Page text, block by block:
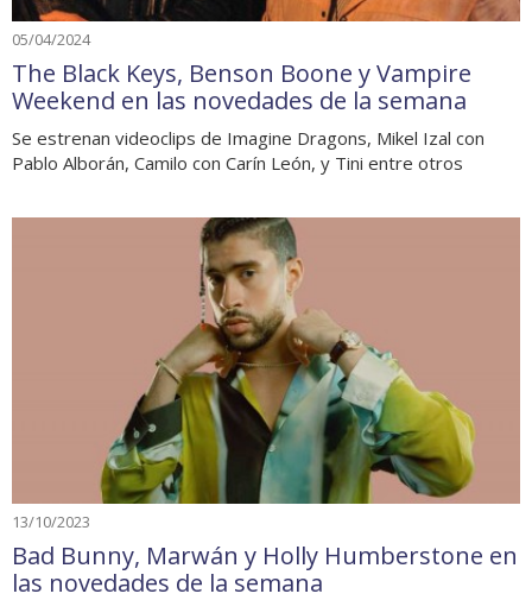
05/04/2024
The Black Keys, Benson Boone y Vampire
Weekend en las novedades de la semana
Se estrenan videoclips de Imagine Dragons, Mikel Izal con
Pablo Alborán, Camilo con Carín León, y Tini entre otros
13/10/2023
Bad Bunny, Marwán y Holly Humberstone en
las novedades de la semana